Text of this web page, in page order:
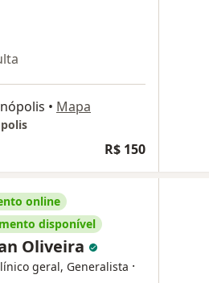
• Mapa
R$ 150
online
disponível
Oliveira
geral, Generalista ·